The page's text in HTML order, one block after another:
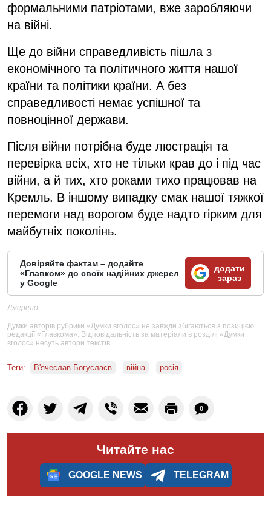
формальними патріотами, вже заробляючи
на війні.
Ще до війни справедливість пішла з
економічного та політичного життя нашої
країни та політики країни. А без
справедливості немає успішної та
повноцінної держави.
Після війни потрібна буде люстрація та
перевірка всіх, хто не тільки крав до і під час
війни, а й тих, хто роками тихо працював на
Кремль. В іншому випадку смак нашої тяжкої
перемоги над ворогом буде надто гірким для
майбутніх поколінь.
Довіряйте фактам – додайте
«Главком» до своїх надійних джерел
у Google
додати
зараз
Джерело
Думки авторів рубрики «Думки вголос» не завжди збігаються з позицією
редакції «Главкома». Відповідальність за матеріали в розділі «Думки
вголос» несуть автори текстів
Теги: В'ячеслав Богуслаєв війна росія
0
Читайте нас
GOOGLE NEWS TELEGRAM